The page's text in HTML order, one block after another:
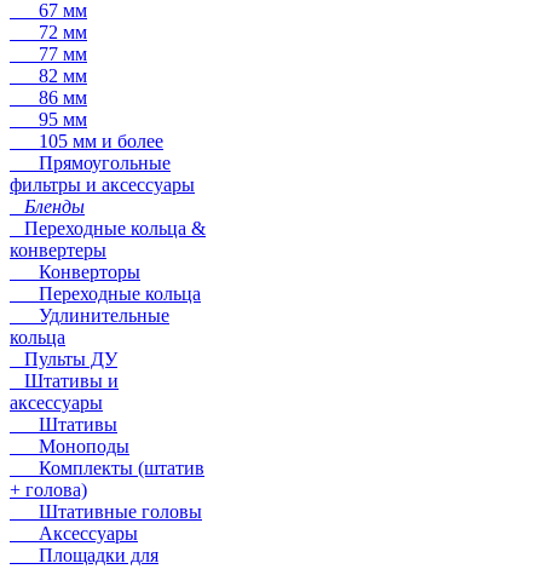
67 мм
72 мм
77 мм
82 мм
86 мм
95 мм
105 мм и более
Прямоугольные
фильтры и аксессуары
Бленды
Переходные кольца &
конвертеры
Конверторы
Переходные кольца
Удлинительные
кольца
Пульты ДУ
Штативы и
аксессуары
Штативы
Моноподы
Комплекты (штатив
+ голова)
Штативные головы
Аксессуары
Площадки для